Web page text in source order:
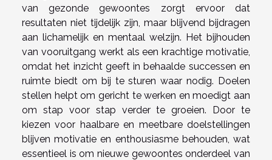
van gezonde gewoontes zorgt ervoor dat
resultaten niet tijdelijk zijn, maar blijvend bijdragen
aan lichamelijk en mentaal welzijn. Het bijhouden
van vooruitgang werkt als een krachtige motivatie,
omdat het inzicht geeft in behaalde successen en
ruimte biedt om bij te sturen waar nodig. Doelen
stellen helpt om gericht te werken en moedigt aan
om stap voor stap verder te groeien. Door te
kiezen voor haalbare en meetbare doelstellingen
blijven motivatie en enthousiasme behouden, wat
essentieel is om nieuwe gewoontes onderdeel van